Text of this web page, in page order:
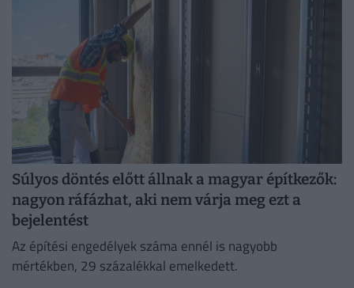
Súlyos döntés előtt állnak a magyar építkezők:
nagyon ráfázhat, aki nem várja meg ezt a
bejelentést
Az építési engedélyek száma ennél is nagyobb
mértékben, 29 százalékkal emelkedett.